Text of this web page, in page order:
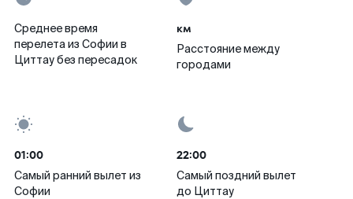
Среднее время
перелета из Софии в
Циттау без пересадок
км
Расстояние между
городами
01:00
Самый ранний вылет из
Софии
22:00
Самый поздний вылет
до Циттау